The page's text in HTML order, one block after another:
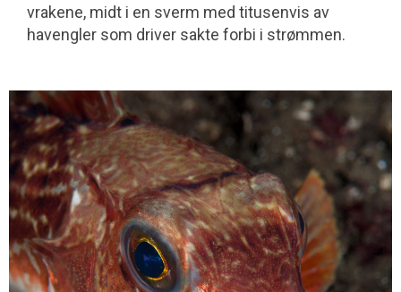
vrakene, midt i en sverm med titusenvis av
havengler som driver sakte forbi i strømmen.